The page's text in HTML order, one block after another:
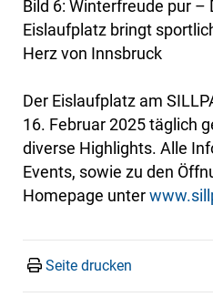
Bild 6: Winterfreude pur
Eislaufplatz bringt
Herz von Innsbruck
Der Eislaufplatz am
16. Februar 2025 täglich
diverse Highlights. Alle
Events, sowie zu den
Homepage unter
Seite drucken